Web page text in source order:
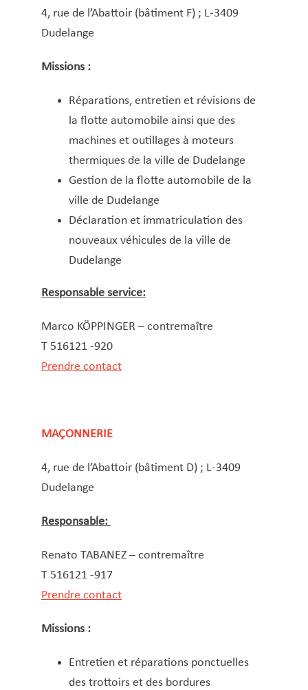
4, rue de l’Abattoir (bâtiment F) ; L-3409
Dudelange
Missions :
Réparations, entretien et révisions de
la flotte automobile ainsi que des
machines et outillages à moteurs
thermiques de la ville de Dudelange
Gestion de la flotte automobile de la
ville de Dudelange
Déclaration et immatriculation des
nouveaux véhicules de la ville de
Dudelange
Responsable service:
Marco KÖPPINGER – contremaître
T 516121 -920
Prendre contact
MAÇONNERIE
4, rue de l’Abattoir (bâtiment D) ; L-3409
Dudelange
Responsable:
Renato TABANEZ – contremaître
T 516121 -917
Prendre contact
Missions :
Entretien et réparations ponctuelles
des trottoirs et des bordures